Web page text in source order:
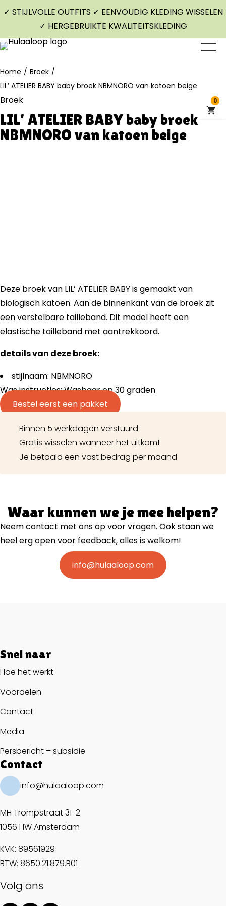
✓ STIJLVOLLE OUTFITS ✓ EENVOUDIG KLEDING WISSELEN
✓ HERGEBRUIKTE KWALITEITSKLEDING
Home / Broek /
LIL’ ATELIER BABY baby broek NBMNORO van katoen beige
Broek
LIL’ ATELIER BABY baby broek
NBMNORO van katoen beige
Deze broek van LIL’ ATELIER BABY is gemaakt van
biologisch katoen. Aan de binnenkant van de broek zit
een verstelbare tailleband. Dit model heeft een
elastische tailleband met aantrekkoord.
details van deze broek:
stijlnaam: NBMNORO
Was instructies: Wasbaar op 30 graden
Bestel eerst een pakket
Binnen 5 werkdagen verstuurd
Gratis wisselen wanneer het uitkomt
Je betaald een vast bedrag per maand
Waar kunnen we je mee helpen?
Neem contact met ons op voor vragen. Ook staan we
heel erg open voor feedback, alles is welkom!
info@hulaaloop.com
Snel naar
Hoe het werkt
Voordelen
Contact
Media
Persbericht – subsidie
Contact
info@hulaaloop.com
MH Trompstraat 31-2
1056 HW Amsterdam
KVK: 89561929
BTW: 8650.21.879.B01
Volg ons
0